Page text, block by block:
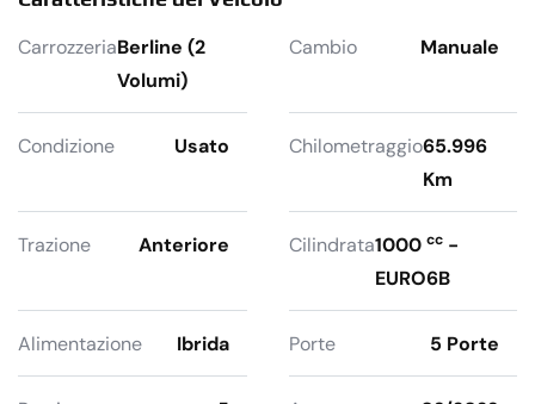
CarrozzeriaBerline (2
Volumi)
Cambio Manuale
Condizione Usato Chilometraggio65.996
Km
Trazione Anteriore Cilindrata1000 cc-
EURO6B
Alimentazione Ibrida Porte 5 Porte